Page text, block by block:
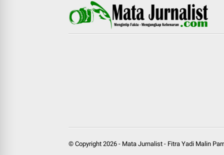
© Copyright 2026 - Mata Jurnalist - Fitra Yadi Malin